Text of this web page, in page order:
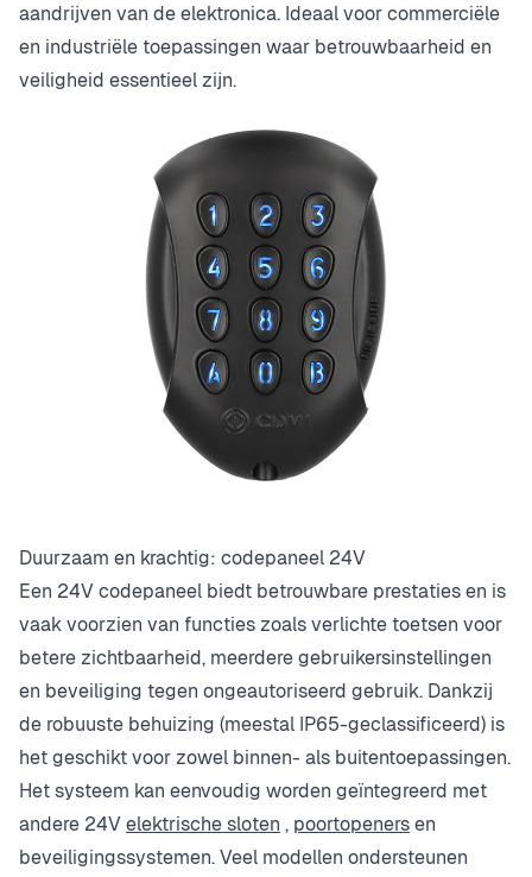
aandrijven van de elektronica. Ideaal voor commerciële
en industriële toepassingen waar betrouwbaarheid en
veiligheid essentieel zijn.
Duurzaam en krachtig: codepaneel 24V
Een 24V codepaneel biedt betrouwbare prestaties en is
vaak voorzien van functies zoals verlichte toetsen voor
betere zichtbaarheid, meerdere gebruikersinstellingen
en beveiliging tegen ongeautoriseerd gebruik. Dankzij
de robuuste behuizing (meestal IP65-geclassificeerd) is
het geschikt voor zowel binnen- als buitentoepassingen.
Het systeem kan eenvoudig worden geïntegreerd met
andere 24Velektrische sloten , poortopenersen
beveiligingssystemen. Veel modellen ondersteunen